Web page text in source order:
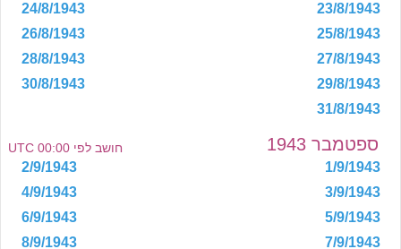
23/8/1943
24/8/1943
25/8/1943
26/8/1943
27/8/1943
28/8/1943
29/8/1943
30/8/1943
31/8/1943
ספטמבר 1943 חושב לפי 00:00 UTC
1/9/1943
2/9/1943
3/9/1943
4/9/1943
5/9/1943
6/9/1943
7/9/1943
8/9/1943